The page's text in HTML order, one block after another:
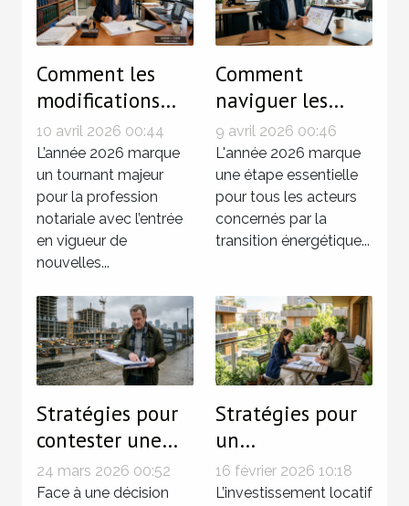
Comment les
modifications
législatives de
2026
influencent-elles
les notaires ?
10 avril 2026 00:44
L’année 2026 marque
un tournant majeur
pour la profession
notariale avec l’entrée
en vigueur de
nouvelles...
Comment
naviguer les
modifications du
décret tertiaire
en 2026 ?
9 avril 2026 00:46
L'année 2026 marque
une étape essentielle
pour tous les acteurs
concernés par la
transition énergétique...
Stratégies pour
contester une
décision
d'urbanisme ?
24 mars 2026 00:52
Face à une décision
Stratégies pour
un
investissement
locatif durable
16 février 2026 10:18
L’investissement locatif